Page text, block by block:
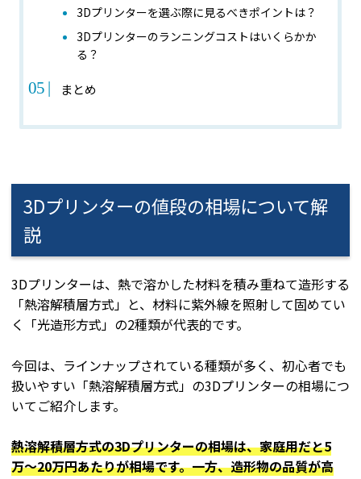
3Dプリンターを選ぶ際に見るべきポイントは？
3Dプリンターのランニングコストはいくらかか
る？
まとめ
3Dプリンターの値段の相場について解
説
3Dプリンターは、熱で溶かした材料を積み重ねて造形する
「熱溶解積層方式」と、材料に紫外線を照射して固めてい
く「光造形方式」の2種類が代表的です。
今回は、ラインナップされている種類が多く、初心者でも
扱いやすい「熱溶解積層方式」の3Dプリンターの相場につ
いてご紹介します。
熱溶解積層方式の3Dプリンターの相場は、家庭用だと5
万〜20万円あたりが相場です。一方、造形物の品質が高